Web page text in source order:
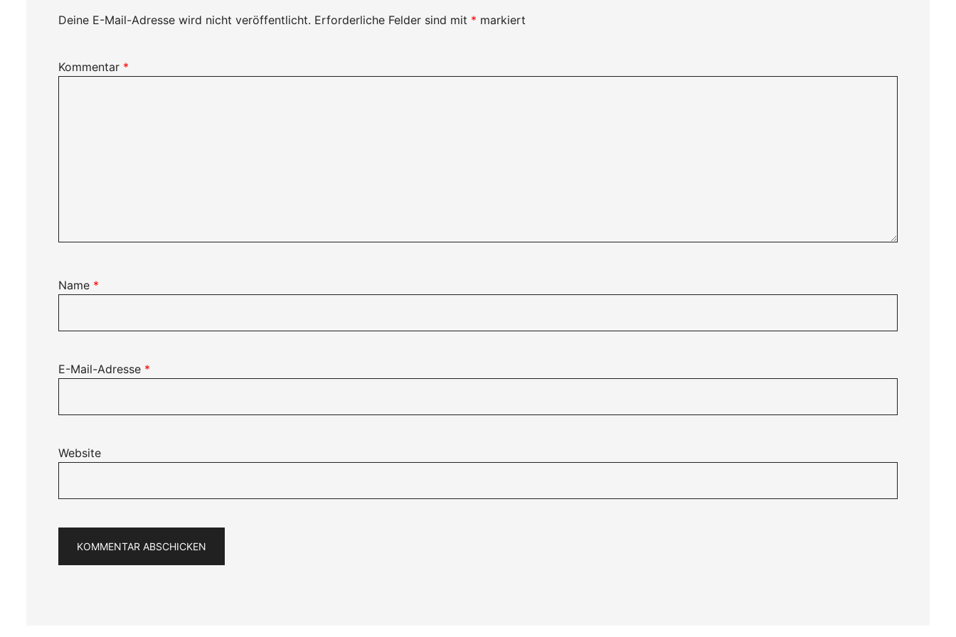
Deine E-Mail-Adresse wird nicht veröffentlicht. Erforderliche Felder sind mit * markiert
Kommentar *
Name *
E-Mail-Adresse *
Website